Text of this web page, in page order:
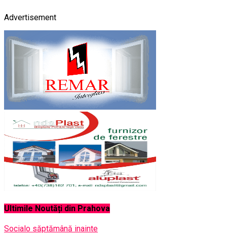
Advertisement
Ultimile Noutăți din Prahova
Social o săptămână inainte